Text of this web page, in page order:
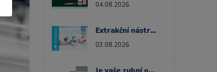
04.08.2026
Extrakční nástroje pro každou situaci
03.08.2026